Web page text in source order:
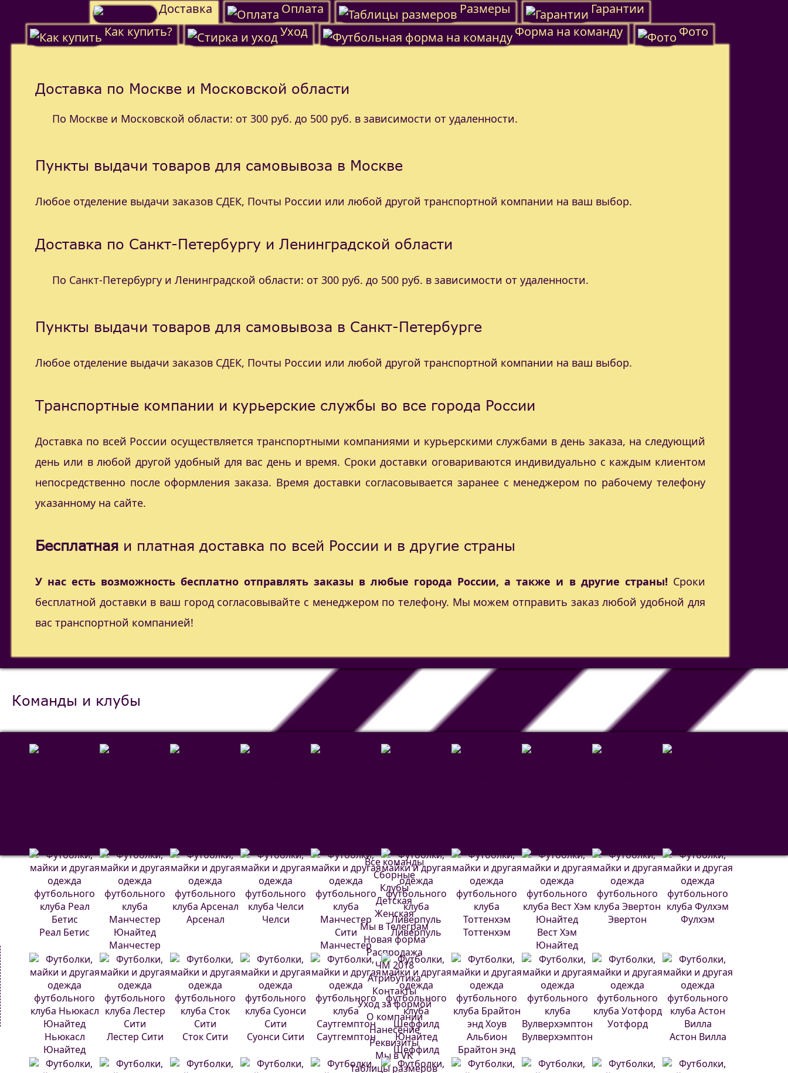
Доставка Оплата Размеры
Гарантии
Как купить?
Уход Форма на команду Фото
Доставка по Москве и Московской области
По Москве и Московской области: от 300 руб. до 500 руб. в зависимости от удаленности.
Пункты выдачи товаров для самовывоза в Москве
Любое отделение выдачи заказов СДЕК, Почты России или любой другой транспортной компании на ваш выбор.
Доставка по Санкт-Петербургу и Ленинградской области
По Санкт-Петербургу и Ленинградской области: от 300 руб. до 500 руб. в зависимости от удаленности.
Пункты выдачи товаров для самовывоза в Санкт-Петербурге
Любое отделение выдачи заказов СДЕК, Почты России или любой другой транспортной компании на ваш выбор.
Транспортные компании и курьерские службы во все города России
Доставка по всей России осуществляется транспортными компаниями и курьерскими службами в день заказа, на следующий
день или в любой другой удобный для вас день и время. Сроки доставки оговариваются индивидуально с каждым клиентом
непосредственно после оформления заказа. Время доставки согласовывается заранее с менеджером по рабочему телефону
указанному на сайте.
Бесплатная и платная доставка по всей России и в другие страны
У нас есть возможность бесплатно отправлять заказы в любые города России, а также и в другие страны! Сроки
бесплатной доставки в ваш город согласовывайте с менеджером по телефону. Мы можем отправить заказ любой удобной для
вас транспортной компанией!
Команды и клубы
Реал Бетис
Манчестер
Юнайтед
Арсенал
Челси
Манчестер
Сити
Ливерпуль Тоттенхэм
Вест Хэм
Юнайтед
Эвертон Фулхэм
Ньюкасл
Юнайтед
Лестер Сити Сток Сити Суонси Сити
Саутгемптон
Шеффилд
Юнайтед
Брайтон энд
Хоув Альбион
Вулверхэмптон
Уотфорд
Астон Вилла
Все команды
Сборные
Клубы
Детская
Женская
Мы в Телеграм
Новая форма
Распродажа
ЧМ 2018
Атрибутика
Контакты
Уход за формой
О компании
Нанесение
Реквизиты
Мы в VK
Таблицы размеров